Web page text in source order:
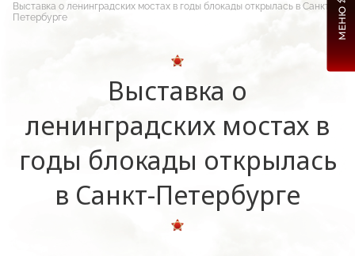
Выставка о ленинградских мостах в годы блокады открылась в Санкт-
Петербурге
Выставка о
ленинградских мостах в
годы блокады открылась
в Санкт-Петербурге
МЕНЮ